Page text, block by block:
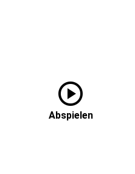
play_circle
Abspielen